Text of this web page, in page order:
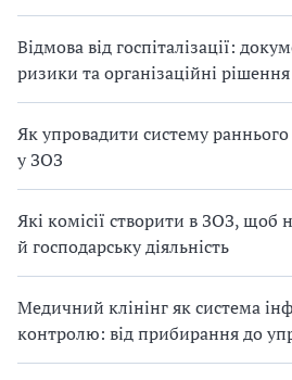
Відмова від госпіталізації:
ризики та організаційні рішення
Як упровадити систему
у ЗОЗ
Які комісії створити в ЗОЗ, щоб
й господарську діяльність
Медичний клінінг як система
контролю: від прибирання до